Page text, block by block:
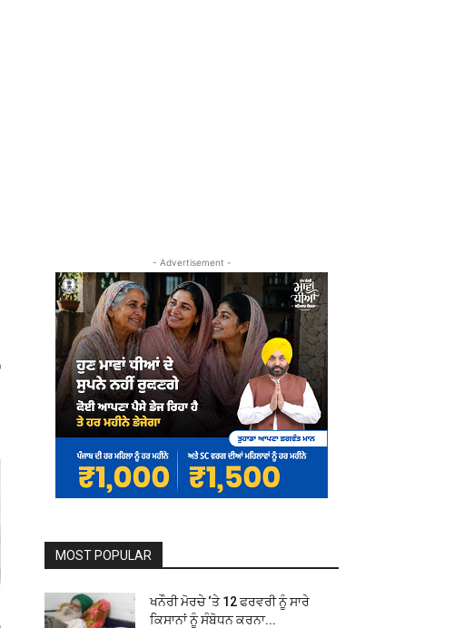
- Advertisement -
MOST POPULAR
ਖਨੌਰੀ ਮੋਰਚੇ ‘ਤੇ 12 ਫਰਵਰੀ ਨੂੰ ਸਾਰੇ
ਕਿਸਾਨਾਂ ਨੂੰ ਸੰਬੋਧਨ ਕਰਨਾ...